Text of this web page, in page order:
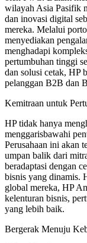
wilayah Asia Pasifik
dan inovasi digital
mereka. Melalui
menyediakan
menghadapi
pertumbuhan tinggi
dan solusi cetak, HP
pelanggan B2B dan
Kemitraan untuk
HP tidak hanya
menggarisbawahi
Perusahaan ini akan
umpan balik dari
beradaptasi dengan
bisnis yang dinamis.
global mereka, HP
kelenturan bisnis,
yang lebih baik.
Bergerak Menuju